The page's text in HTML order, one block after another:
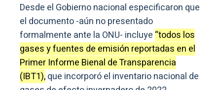
Desde el Gobierno nacional especificaron que
el documento -aún no presentado
formalmente ante la ONU- incluye “todos los
gases y fuentes de emisión reportadas en el
Primer Informe Bienal de Transparencia
(IBT1),que incorporó el inventario nacional de